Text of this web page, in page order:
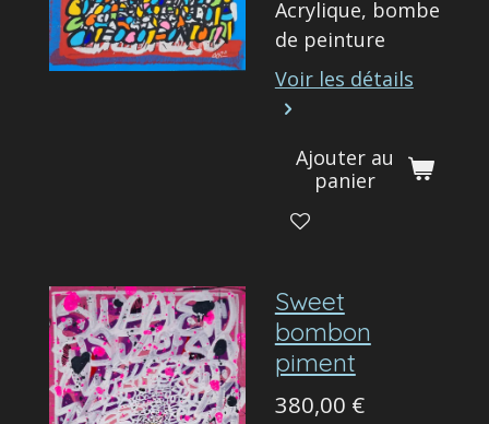
Acrylique, bombe
de peinture
Voir les détails
Ajouter au
panier
Sweet
bombon
piment
380,00 €